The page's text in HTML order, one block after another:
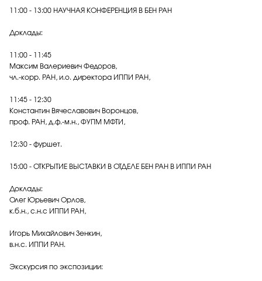
11:00 - 13:00 НАУЧНАЯ КОНФЕРЕНЦИЯ В БЕН РАН
Доклады:
11:00 - 11:45
Максим Валериевич Федоров,
чл.-корр. РАН, и.о. директора ИППИ РАН,
11:45 - 12:30
Константин Вячеславович Воронцов,
проф. РАН, д.ф.-м.н., ФУПМ МФТИ,
12:30 - фуршет.
15:00 - ОТКРЫТИЕ ВЫСТАВКИ В ОТДЕЛЕ БЕН РАН В ИППИ РАН
Доклады:
Олег Юрьевич Орлов,
к.б.н., с.н.с ИППИ РАН,
Игорь Михайлович Зенкин,
в.н.с. ИППИ РАН.
Экскурсия по экспозиции: